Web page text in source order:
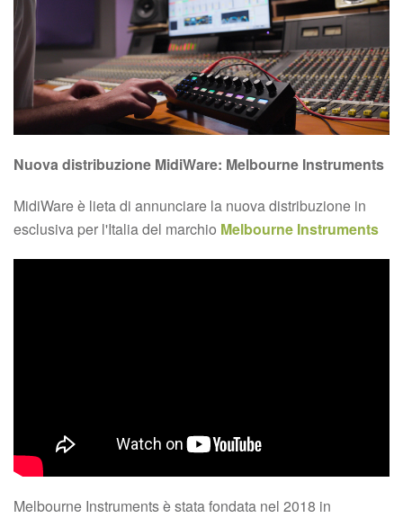
Nuova distribuzione MidiWare: Melbourne Instruments
MidiWare è lieta di annunciare la nuova distribuzione in
esclusiva per l'Italia del marchio Melbourne Instruments
Melbourne Instruments è stata fondata nel 2018 in